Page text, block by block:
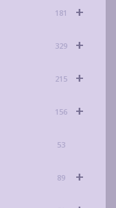
+
181
+
329
+
215
+
156
53
+
89